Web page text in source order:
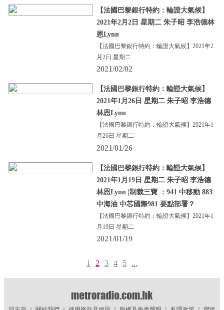
【法國巴黎銀行特約：輪證大氣候】
2021年2月2日 星期二 朱子昭 李浩德林
恩Lynn
【法國巴黎銀行特約：輪證大氣候】2021年2
月2日 星期二
2021/02/02
【法國巴黎銀行特約：輪證大氣候】
2021年1月26日 星期二 朱子昭 李浩德
林恩Lynn
【法國巴黎銀行特約：輪證大氣候】2021年1
月26日 星期二
2021/01/26
【法國巴黎銀行特約：輪證大氣候】
2021年1月19日 星期二 朱子昭 李浩德
林恩Lynn |制裁三寶 ：941 中移動 883
中海油 中芯國際981 要點部署？
【法國巴黎銀行特約：輪證大氣候】2021年1
月19日 星期二
2021/01/19
1 2 3 4 5 ...